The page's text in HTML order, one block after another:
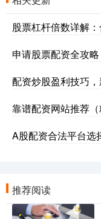
股票杠杆倍数详解
申请股票配资全攻
配资炒股盈利技巧
靠谱配资网站推荐（
A股配资合法平台选
推荐阅读